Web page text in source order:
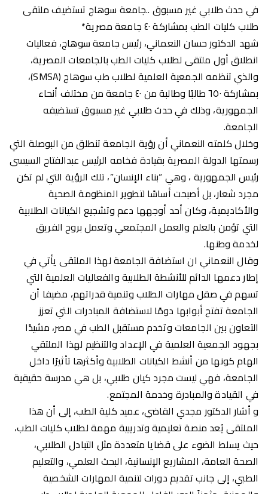
في حدث طلابي غير مسبوق ..جامعة سوهاج تستضيف ملتقى
طلاب كليات الطب بمشاركة ٤٠ جامعة مصرية*
شهد الدكتور حسان النعماني، رئيس جامعة سوهاج، فعاليات
انطلاق أول ملتقى لطلاب كليات الطب بالجامعات المصرية،
والذي تنظمه الجمعية العلمية لطلاب طب سوهاج (SMSA)،
بمشاركة ٦٥٠ طالبًا وطالبة من ٤٠ جامعة من مختلف أنحاء
الجمهورية، وذلك في حدث طلابي غير مسبوق تستضيفه
الجامعة.
وخلال كلمته النعماني أن رؤية الجامعة تنطلق من البوصلة التي
رسمتها الدولة المصرية بقيادة فخامه الرئيس عبدالفتاح السيسى
رئيس الجمهورية ، وهي “بناء الإنسان”، تلك الرؤية التي لم تكن
مجرد شعار، بل أصبحت أساسًا لتطوير المنظومة الصحية
والأكاديمية، وكان أحد أوجهها دعم وتشجيع الكيانات الطلابية
التي تؤمن بالعلم والعمل المجتمعي وتعمل بروح الفريق
لخدمة وطنها.
وقال النعماني ان استضافة الجامعة لهذا الملتقى يأتي في
إطار دعمها الدائم للأنشطة الطلابية والفعاليات العلمية التي
تسهم في صقل مهارات الطلاب وتنمية قدراتهم، مضيفا أن
الجامعة تفتح أبوابها دومًا لاستضافة المبادرات التي تعزز
التعاون بين الجامعات وتخدم مستقبل الطب في مصر، مشيدًا
بجهود الجمعية العلمية في الإعداد والتنظيم لهذا الملتقي
الهام كونها من أنشط الكيانات الطلابية وأكثرها تأثيرًا داخل
الجامعة، فهي ليست مجرد كيان طلابي، بل هي مدرسة حقيقية
في القيادة والمبادرة وخدمة المجتمع.
و أشار الدكتور مجدي القاضي، عميد كلية الطب، إلى أن هذا
الملتقى يُعد منصة تعليمية وتدريبية مهمة لطلاب كليات الطب،
حيث يسلط الضوء على قضايا متعددة مثل التبادل الطلابي،
الصحة العامة، المشاريع الإنسانية، البحث العلمي، والتعليم
الطبي، إلى جانب تقديم دورات لتنمية المهارات الشخصية